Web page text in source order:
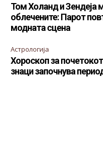
Том Холанд и Зендеја
облечените: Парот
модната сцена
Астрологија
Хороскоп за
знаци започнува